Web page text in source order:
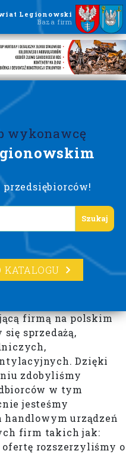
Legionowski
Baza firm
wykonawcę
przedsiębiorców!
KATALOGU
firmą na polskim
sprzedażą,
Dzięki
zdobyliśmy
w tym
jesteśmy
urządzeń
firm takich jak:
ofertę rozszerzyliśmy o